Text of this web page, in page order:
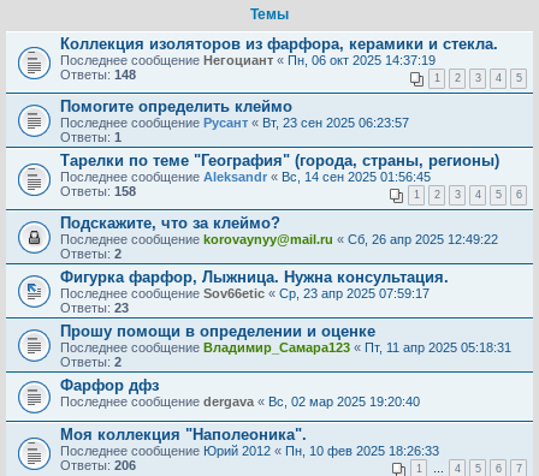
Темы
Коллекция изоляторов из фарфора, керамики и стекла.
Последнее сообщение Негоциант « Пн, 06 окт 2025 14:37:19
Ответы: 148 1 2 3 4 5
Помогите определить клеймо
Последнее сообщение Русант « Вт, 23 сен 2025 06:23:57
Ответы: 1
Тарелки по теме "География" (города, страны, регионы)
Последнее сообщение Aleksandr « Вс, 14 сен 2025 01:56:45
Ответы: 158 1 2 3 4 5 6
Подскажите, что за клеймо?
Последнее сообщение korovaynyy@mail.ru « Сб, 26 апр 2025 12:49:22
Ответы: 2
Фигурка фарфор, Лыжница. Нужна консультация.
Последнее сообщение Sov66etic « Ср, 23 апр 2025 07:59:17
Ответы: 23
Прошу помощи в определении и оценке
Последнее сообщение Владимир_Самара123 « Пт, 11 апр 2025 05:18:31
Ответы: 2
Фарфор дфз
Последнее сообщение dergava « Вс, 02 мар 2025 19:20:40
Моя коллекция "Наполеоника".
Последнее сообщение Юрий 2012 « Пн, 10 фев 2025 18:26:33
Ответы: 206 1 4 5 6 7